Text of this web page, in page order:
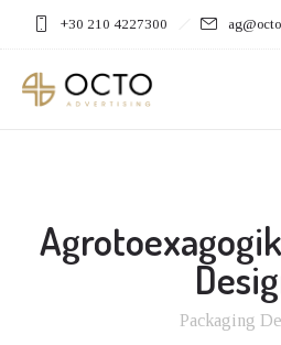
+30 210 4227300
Packaging